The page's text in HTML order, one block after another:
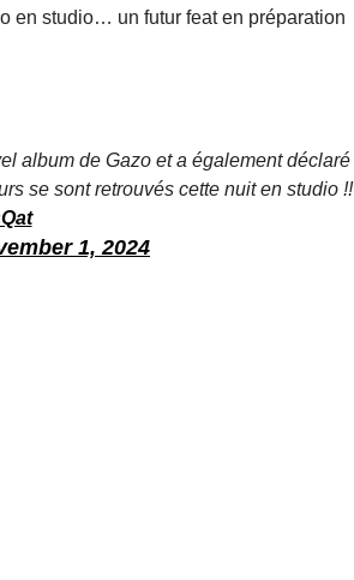
en studio… un futur feat en préparation
album de Gazo et a également déclaré
se sont retrouvés cette nuit en studio !!
1, 2024